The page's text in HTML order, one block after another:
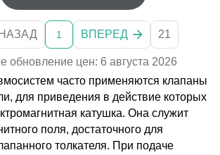
НАЗАД 1 ВПЕРЕД 21
обновление цен: 6 августа 2026
часто применяются клапаны
для приведения в действие которых
катушка. Она служит
поля, достаточного для
толкателя. При подаче